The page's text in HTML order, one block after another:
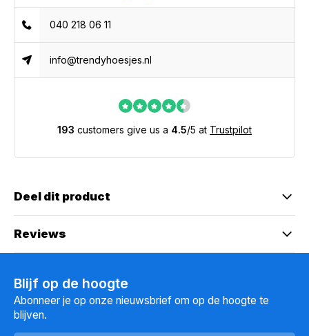
040 218 06 11
info@trendyhoesjes.nl
193 customers give us a 4.5/5 at Trustpilot
Deel dit product
Reviews
Blijf op de hoogte
Abonneer je op onze nieuwsbrief om op de hoogte te
blijven.